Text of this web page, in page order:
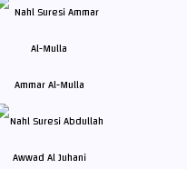
Ammar Al-Mulla